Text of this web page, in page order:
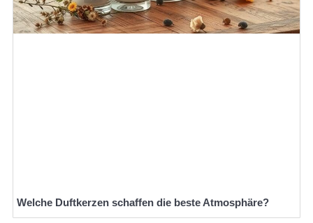
Welche Duftkerzen schaffen die beste Atmosphäre?